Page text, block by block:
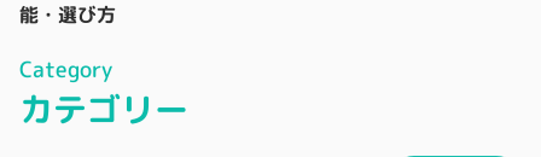
能・選び方
Category
カテゴリー